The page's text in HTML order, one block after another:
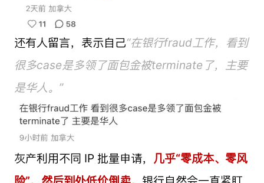
还有人留言，表示自己“在银行fraud工作，看到
很多case是多领了面包金被terminate了，主要
是华人。”
灰产利用不同 IP 批量申请， 几乎“零成本、零风